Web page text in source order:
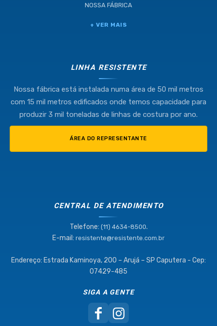
Industria e Comercio de Linhas
(11) 4634-8500
NOSSA FÁBRICA
+ VER MAIS
LINHA RESISTENTE
Nossa fábrica está instalada numa área de 50 mil metros
com 15 mil metros edificados onde temos capacidade para
produzir 3 mil toneladas de linhas de costura por ano.
ÁREA DO REPRESENTANTE
CENTRAL DE ATENDIMENTO
Telefone: (11) 4634-8500.
E-mail: resistente@resistente.com.br
Endereço: Estrada Kaminoya, 200 – Arujá – SP Caputera - Cep:
07429-485
SIGA A GENTE